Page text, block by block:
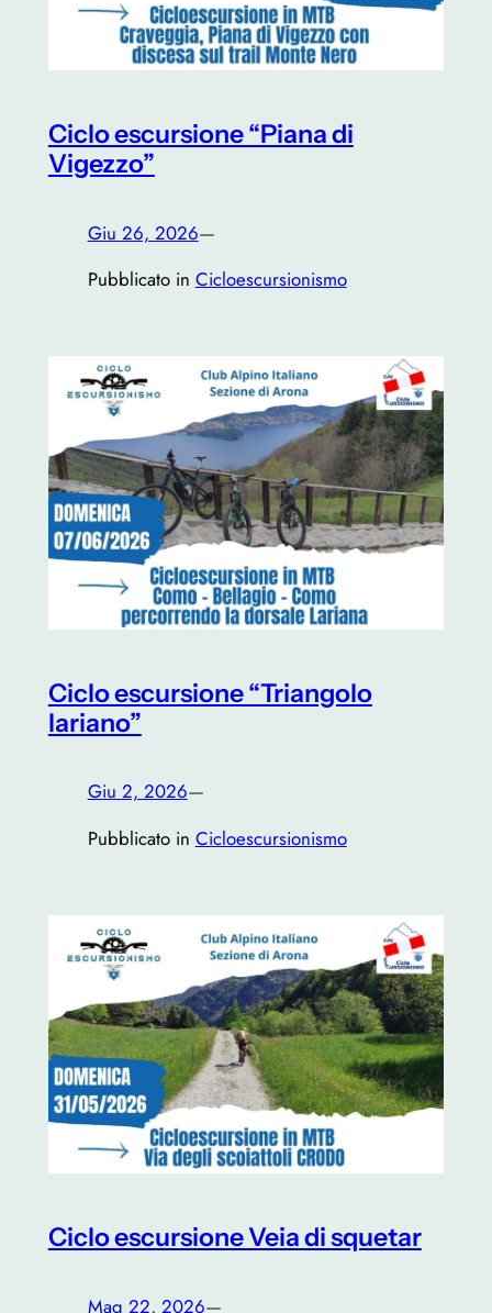
Ciclo escursione “Piana di
Vigezzo”
Giu 26, 2026—
Pubblicato in Cicloescursionismo
Ciclo escursione “Triangolo
lariano”
Giu 2, 2026—
Pubblicato in Cicloescursionismo
Ciclo escursione Veia di squetar
Mag 22, 2026—